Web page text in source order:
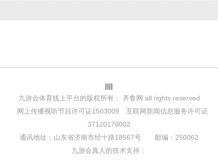
||||
九游会体育线上平台的版权所有： 齐鲁网 all rights reserved
网上传播视听节目许可证1503009 互联网新闻信息服务许可证
37120170002
通讯地址：山东省济南市经十路18567号 邮编：250062
九游会真人的技术支持：